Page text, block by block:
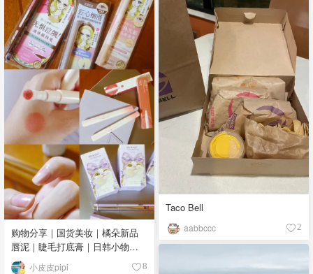
购物分享｜国货美妆｜橘朵新品
唇泥｜睫毛打底膏｜日韩小物｜
眼线笔｜美甲DIY💅
小皮皮pipi 8
Taco Bell
aabbccc 2